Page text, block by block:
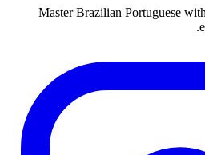
Master Brazilian Portuguese